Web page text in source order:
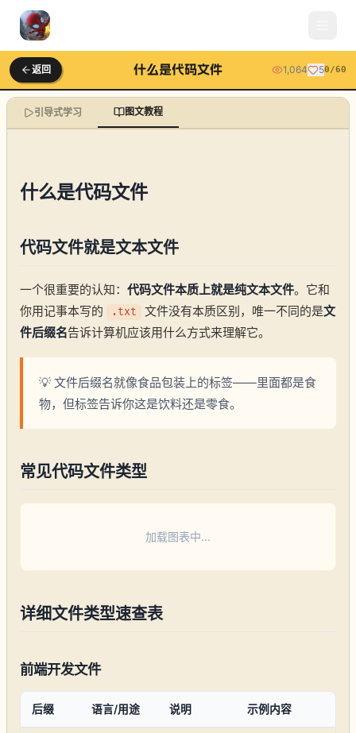
返回 什么是代码文件 1,064 50/60
引导式学习 图文教程
什么是代码文件
代码文件就是文本文件
一个很重要的认知： 代码文件本质上就是纯文本文件。它和
你用记事本写的
.txt 文件没有本质区别，唯一不同的是文
件后缀名告诉计算机应该用什么方式来理解它。
💡 文件后缀名就像食品包装上的标签——里面都是食
物，但标签告诉你这是饮料还是零食。
常见代码文件类型
加载图表中...
详细文件类型速查表
前端开发文件
后缀 语言/用途 说明 示例内容